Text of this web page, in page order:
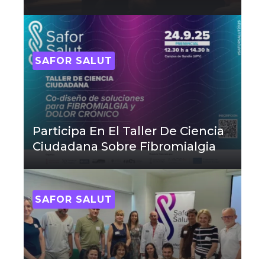
SAFOR SALUT
Participa En El Taller De Ciencia
Ciudadana Sobre Fibromialgia
SAFOR SALUT